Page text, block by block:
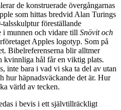
de konstruerade övergångarnas
som hittas bredvid Alan Turings
föreställande
i munnen och vidare till Snövit och
Apples logotyp. Som på
Bibelreferenserna blir alltmer
kvinnliga hål får en viktig plats.
inte bara i vad vi ska ta del av utan
hur häpnadsväckande det är. Hur
värld av tecken.
i bevis i ett självtillräckligt